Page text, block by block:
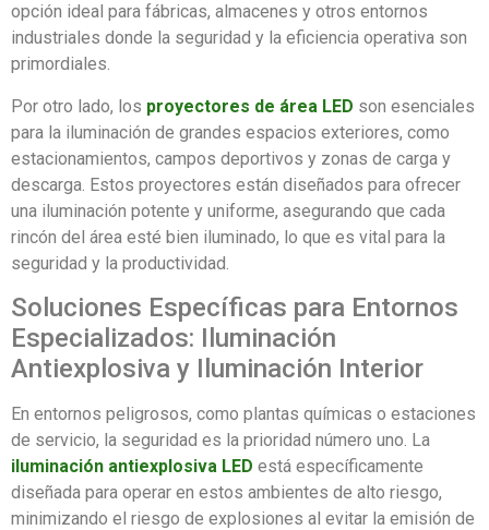
opción ideal para fábricas, almacenes y otros entornos
industriales donde la seguridad y la eficiencia operativa son
primordiales.
Por otro lado, los proyectores de área LED son esenciales
para la iluminación de grandes espacios exteriores, como
estacionamientos, campos deportivos y zonas de carga y
descarga. Estos proyectores están diseñados para ofrecer
una iluminación potente y uniforme, asegurando que cada
rincón del área esté bien iluminado, lo que es vital para la
seguridad y la productividad.
Soluciones Específicas para Entornos
Especializados: Iluminación
Antiexplosiva y Iluminación Interior
En entornos peligrosos, como plantas químicas o estaciones
de servicio, la seguridad es la prioridad número uno. La
iluminación antiexplosiva LED está específicamente
diseñada para operar en estos ambientes de alto riesgo,
minimizando el riesgo de explosiones al evitar la emisión de